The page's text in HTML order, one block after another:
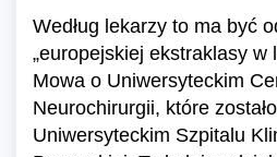
Według lekarzy to ma być
„europejskiej ekstraklasy w
Mowa o Uniwersyteckim
Neurochirurgii, które
Uniwersyteckim Szpitalu